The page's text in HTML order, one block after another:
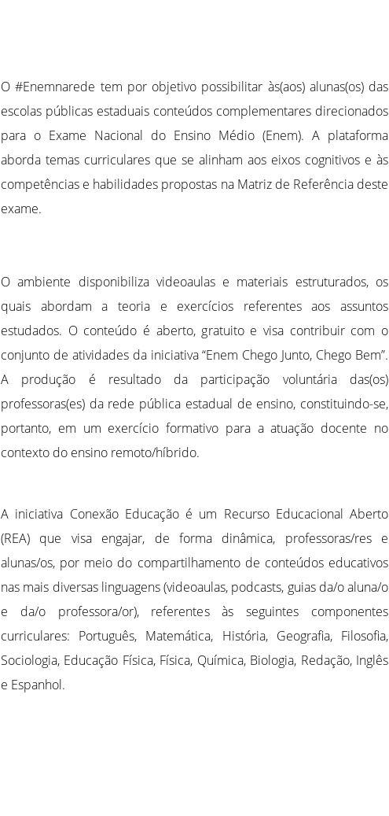
O #Enemnarede tem por objetivo possibilitar às(aos) alunas(os) das
escolas públicas estaduais conteúdos complementares direcionados
para o Exame Nacional do Ensino Médio (Enem). A plataforma
aborda temas curriculares que se alinham aos eixos cognitivos e às
competências e habilidades propostas na Matriz de Referência deste
exame.
O ambiente disponibiliza videoaulas e materiais estruturados, os
quais abordam a teoria e exercícios referentes aos assuntos
estudados. O conteúdo é aberto, gratuito e visa contribuir com o
conjunto de atividades da iniciativa “Enem Chego Junto, Chego Bem”.
A produção é resultado da participação voluntária das(os)
professoras(es) da rede pública estadual de ensino, constituindo-se,
portanto, em um exercício formativo para a atuação docente no
contexto do ensino remoto/híbrido.
A iniciativa Conexão Educação é um Recurso Educacional Aberto
(REA) que visa engajar, de forma dinâmica, professoras/res e
alunas/os, por meio do compartilhamento de conteúdos educativos
nas mais diversas linguagens (videoaulas, podcasts, guias da/o aluna/o
e da/o professora/or), referentes às seguintes componentes
curriculares: Português, Matemática, História, Geografia, Filosofia,
Sociologia, Educação Física, Física, Química, Biologia, Redação, Inglês
e Espanhol.